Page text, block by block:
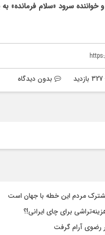
خواننده سرود «سلام فرمانده»
بدون دیدگاه
مردم این خطه با جهان است
برای چای ایرانی!؟
رضوی آرام گرفت